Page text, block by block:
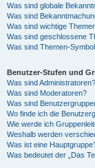
Was sind globale
Was sind
Was sind wichtige
Was sind geschlossene
Was sind Themen-
Benutzer-Stufen und
Was sind Administratoren?
Was sind Moderatoren?
Was sind
Wo finde ich die
Wie werde ich
Weshalb werden
Was ist eine
Was bedeutet der „Das